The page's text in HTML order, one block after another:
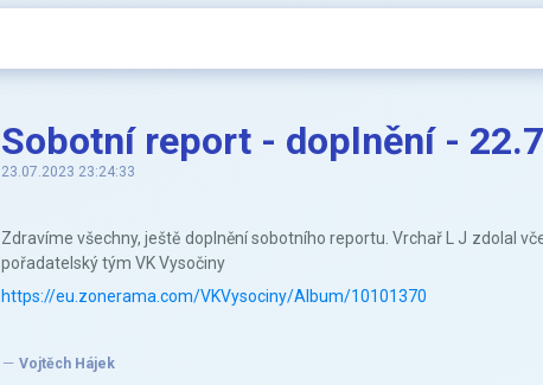
Sobotní report - doplnění -
23.07.2023 23:24:33
Zdravíme všechny, ještě doplnění sobotního reportu. Vrchař L J zdolal
pořadatelský tým VK Vysočiny
https://eu.zonerama.com/VKVysociny/Album/10101370
Vojtěch Hájek